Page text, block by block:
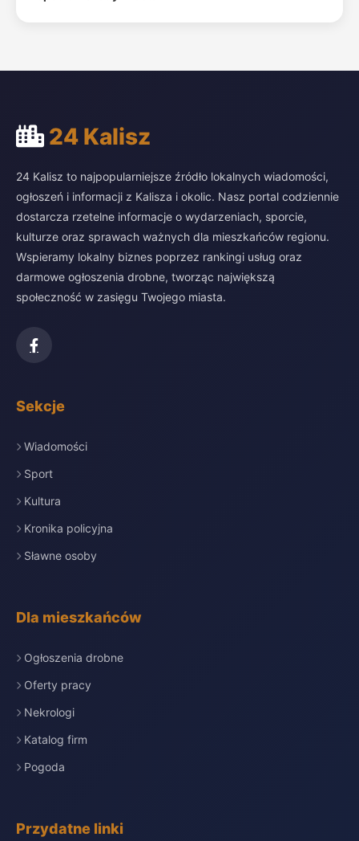
24 Kalisz
24 Kalisz to najpopularniejsze źródło lokalnych wiadomości,
ogłoszeń i informacji z Kalisza i okolic. Nasz portal codziennie
dostarcza rzetelne informacje o wydarzeniach, sporcie,
kulturze oraz sprawach ważnych dla mieszkańców regionu.
Wspieramy lokalny biznes poprzez rankingi usług oraz
darmowe ogłoszenia drobne, tworząc największą
społeczność w zasięgu Twojego miasta.
Sekcje
Wiadomości
Sport
Kultura
Kronika policyjna
Sławne osoby
Dla mieszkańców
Ogłoszenia drobne
Oferty pracy
Nekrologi
Katalog firm
Pogoda
Przydatne linki